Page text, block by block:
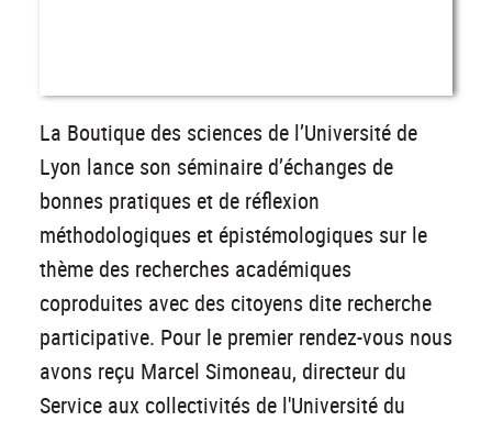
La Boutique des sciences de l’Université de
Lyon lance son séminaire d’échanges de
bonnes pratiques et de réflexion
méthodologiques et épistémologiques sur le
thème des recherches académiques
coproduites avec des citoyens dite recherche
participative. Pour le premier rendez-vous nous
avons reçu Marcel Simoneau, directeur du
Service aux collectivités de l'Université du